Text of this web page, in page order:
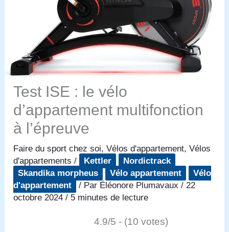
Test ISE : le vélo
d’appartement multifonction
à l’épreuve
Faire du sport chez soi,Vélos d'appartement,Vélos
d'appartements / Kettler
Nordictrack
Skandika morpheus
Vélo appartement
Vélo
d'appartement
/ Par Éléonore Plumavaux/ 22
octobre 2024/ 5 minutes de lecture
4.9/5 - (10 votes)